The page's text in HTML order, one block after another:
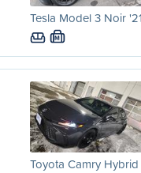
Tesla Model 3 Noir '21
M
Toyota Camry